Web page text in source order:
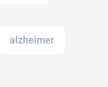
alzheimer